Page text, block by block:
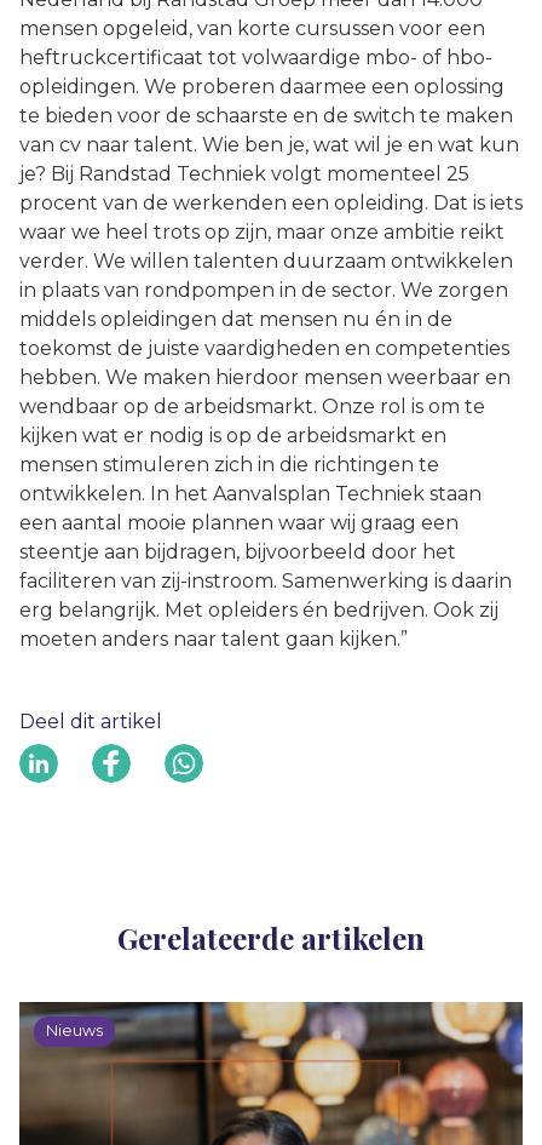
mensen opgeleid, van korte cursussen voor een
heftruckcertificaat tot volwaardige mbo- of hbo-
opleidingen. We proberen daarmee een oplossing
te bieden voor de schaarste en de switch te maken
van cv naar talent. Wie ben je, wat wil je en wat kun
je? Bij Randstad Techniek volgt momenteel 25
procent van de werkenden een opleiding. Dat is iets
waar we heel trots op zijn, maar onze ambitie reikt
verder. We willen talenten duurzaam ontwikkelen
in plaats van rondpompen in de sector. We zorgen
middels opleidingen dat mensen nu én in de
toekomst de juiste vaardigheden en competenties
hebben. We maken hierdoor mensen weerbaar en
wendbaar op de arbeidsmarkt. Onze rol is om te
kijken wat er nodig is op de arbeidsmarkt en
mensen stimuleren zich in die richtingen te
ontwikkelen. In het Aanvalsplan Techniek staan
een aantal mooie plannen waar wij graag een
steentje aan bijdragen, bijvoorbeeld door het
faciliteren van zij-instroom. Samenwerking is daarin
erg belangrijk. Met opleiders én bedrijven. Ook zij
moeten anders naar talent gaan kijken.”
Deel dit artikel
Gerelateerde artikelen
Nieuws